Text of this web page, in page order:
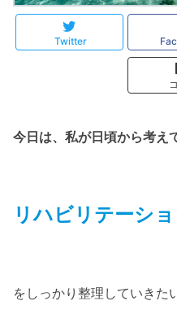
Twitter
今日は、私が日頃から考え
リハビリテーシ
をしっかり整理していきた